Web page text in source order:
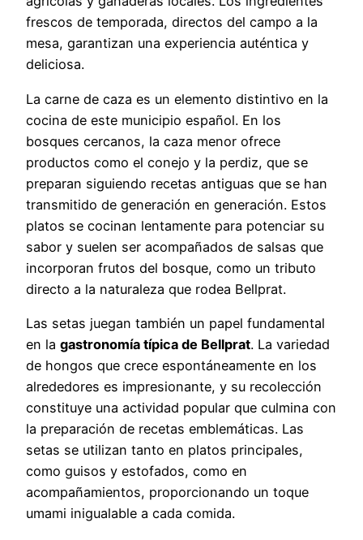
frescos de temporada, directos del campo a la
mesa, garantizan una experiencia auténtica y
deliciosa.
La carne de caza es un elemento distintivo en la
cocina de este municipio español. En los
bosques cercanos, la caza menor ofrece
productos como el conejo y la perdiz, que se
preparan siguiendo recetas antiguas que se han
transmitido de generación en generación. Estos
platos se cocinan lentamente para potenciar su
sabor y suelen ser acompañados de salsas que
incorporan frutos del bosque, como un tributo
directo a la naturaleza que rodea Bellprat.
Las setas juegan también un papel fundamental
en la gastronomía típica de Bellprat. La variedad
de hongos que crece espontáneamente en los
alrededores es impresionante, y su recolección
constituye una actividad popular que culmina con
la preparación de recetas emblemáticas. Las
setas se utilizan tanto en platos principales,
como guisos y estofados, como en
acompañamientos, proporcionando un toque
umami inigualable a cada comida.